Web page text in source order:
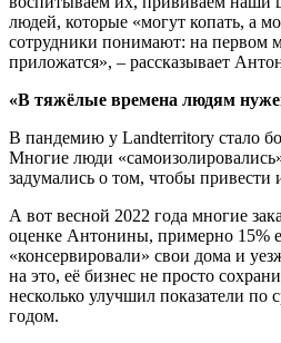
людей, которые «могут копать, а
сотрудники понимают: на первом
приложатся», – рассказывает
«В тяжёлые времена людям
В пандемию у Landterritory стало
Многие люди
задумались о том, чтобы привести
А вот весной 2022 года многие
оценке Антонины, примерно 15%
«консервировали» свои дома и
на это, её бизнес не просто
несколько улучшил показатели
годом.